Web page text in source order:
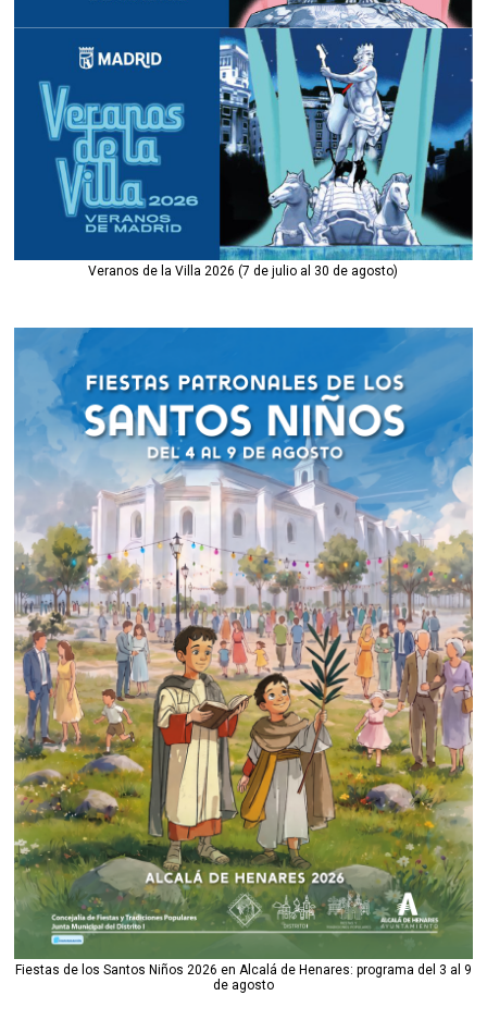
Veranos de la Villa 2026 (7 de julio al 30 de agosto)
Fiestas de los Santos Niños 2026 en Alcalá de Henares: programa del 3 al 9
de agosto